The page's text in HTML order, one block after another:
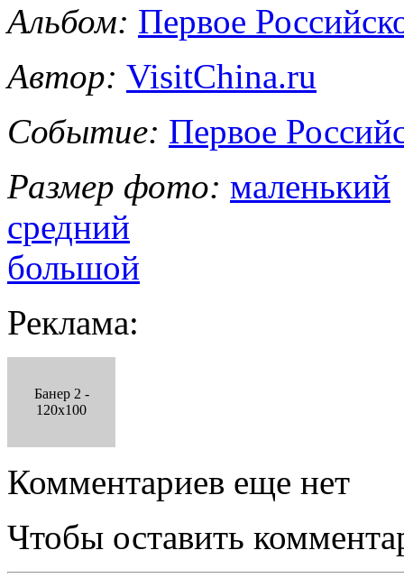
Альбом: Первое
Автор: VisitChina.ru
Событие: Первое
Размер фото: маленький
средний
большой
Реклама:
Банер 2 -
120x100
Комментариев еще нет
Чтобы оставить